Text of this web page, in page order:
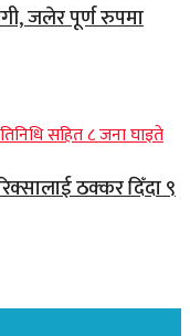
जलेर पूर्ण रुपमा
ठक्कर दिँदा ९